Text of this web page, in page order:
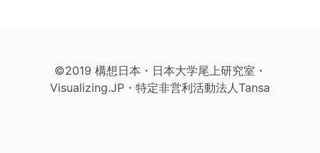
©2019 構想日本・日本大学尾上研究室・
Visualizing.JP・特定非営利活動法人Tansa